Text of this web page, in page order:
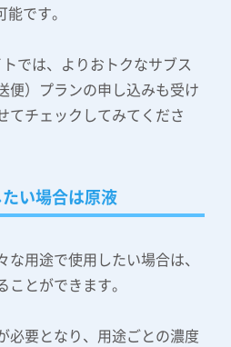
です。
では、よりおトクなサブス
便）プランの申し込みも受け
てチェックしてみてくださ
い場合は原液
用途で使用したい場合は、
とができます。
必要となり、用途ごとの濃度